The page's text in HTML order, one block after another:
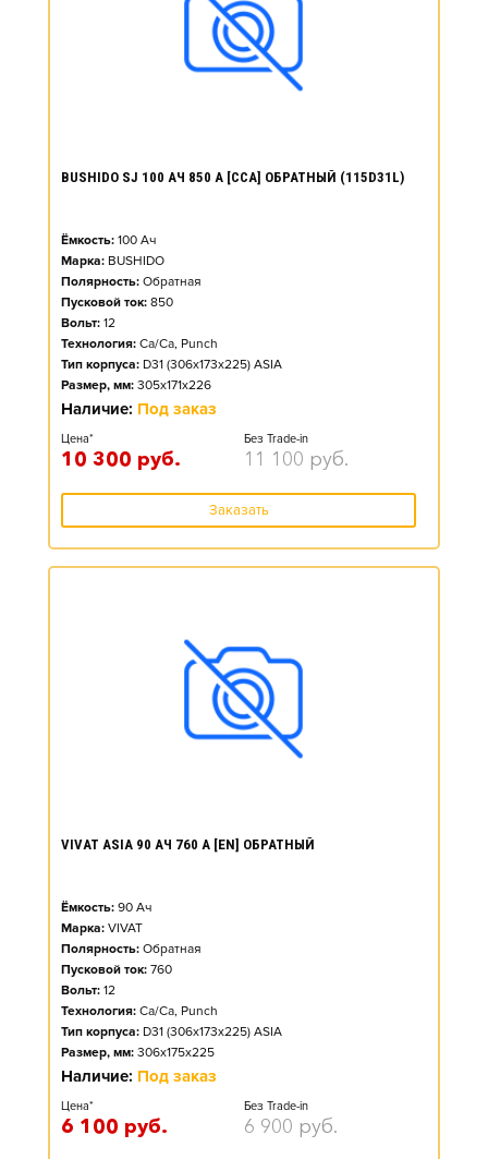
BUSHIDO SJ 100 АЧ 850 А [CCA] ОБРАТНЫЙ (115D31L)
Ёмкость: 100 Ач
Марка: BUSHIDO
Полярность: Обратная
Пусковой ток: 850
Вольт: 12
Технология: Ca/Ca, Punch
Тип корпуса: D31 (306x173x225) ASIA
Размер, мм: 305x171x226
Наличие: Под заказ
Цена*
10 300 руб.
Без Trade-in
11 100 руб.
Заказать
VIVAT ASIA 90 АЧ 760 А [EN] ОБРАТНЫЙ
Ёмкость: 90 Ач
Марка: VIVAT
Полярность: Обратная
Пусковой ток: 760
Вольт: 12
Технология: Ca/Ca, Punch
Тип корпуса: D31 (306x173x225) ASIA
Размер, мм: 306x175x225
Наличие: Под заказ
Цена*
6 100 руб.
Без Trade-in
6 900 руб.